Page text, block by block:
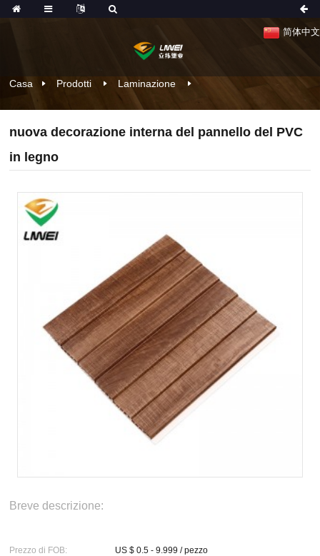
简体中文
Casa Prodotti Laminazione
nuova decorazione interna del pannello del PVC
in legno
Breve descrizione:
Prezzo di FOB:
US $ 0.5 - 9.999 / pezzo